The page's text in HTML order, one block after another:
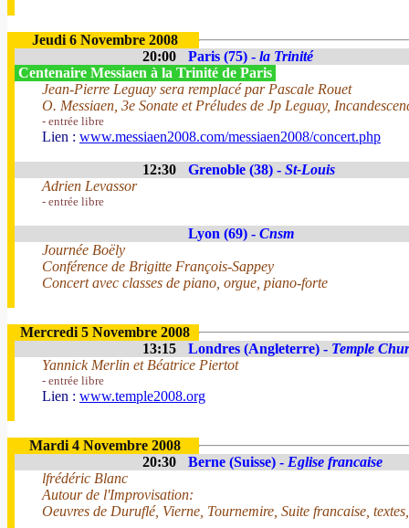
Jeudi 6 Novembre 2008
20:00
Paris (75) - la Trinité
Centenaire Messiaen à la Trinité de Paris
Jean-Pierre Leguay sera remplacé par Pascale Rouet
O. Messiaen, 3e Sonate et Préludes de Jp Leguay,
- entrée libre
Lien : www.messiaen2008.com/messiaen2008/concert.php
12:30 Grenoble (38) - St-Louis
Adrien Levassor
- entrée libre
Lyon (69) - Cnsm
Journée Boëly
Conférence de Brigitte François-Sappey
Concert avec classes de piano, orgue, piano-forte
Mercredi 5 Novembre 2008
13:15
Londres (Angleterre) - Temple
Yannick Merlin et Béatrice Piertot
- entrée libre
Lien : www.temple2008.org
Mardi 4 Novembre 2008
20:30
Berne (Suisse) - Eglise francaise
lfrédéric Blanc
Autour de l'Improvisation:
Oeuvres de Duruflé, Vierne, Tournemire, Suite francaise,